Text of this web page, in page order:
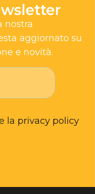
nostra
aggiornato su
e novità.
la privacy policy